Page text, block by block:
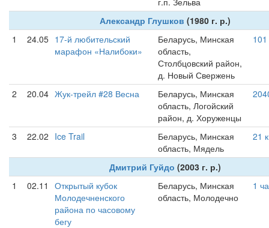
Александр Глушков (1980 г. р.)
1
24.05 17-й любительский
марафон «Налибоки»
Беларусь, Минская
область,
Столбцовский район,
д. Новый Свержень
2 20.04 Жук-трейл #28 Весна
Беларусь, Минская
область, Логойский
район, д. Хоруженцы
3 22.02 Ice Trail
Беларусь, Минская
область, Мядель
21
Дмитрий Гуйдо (2003 г. р.)
1
02.11
Открытый кубок
Молодечненского
района по часовому
бегу
Беларусь, Минская
область, Молодечно
1